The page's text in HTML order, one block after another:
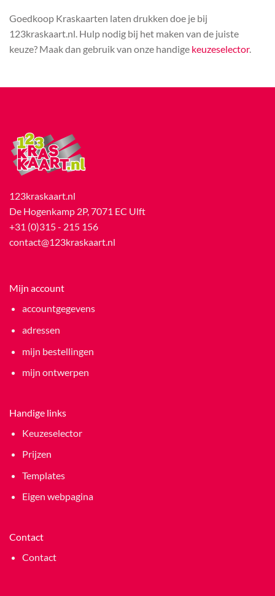
Goedkoop Kraskaarten laten drukken doe je bij
123kraskaart.nl. Hulp nodig bij het maken van de juiste
keuze? Maak dan gebruik van onze handige keuzeselector.
123kraskaart.nl
De Hogenkamp 2P, 7071 EC Ulft
+31 (0)315 - 215 156
contact@123kraskaart.nl
Mijn account
accountgegevens
adressen
mijn bestellingen
mijn ontwerpen
Handige links
Keuzeselector
Prijzen
Templates
Eigen webpagina
Contact
Contact